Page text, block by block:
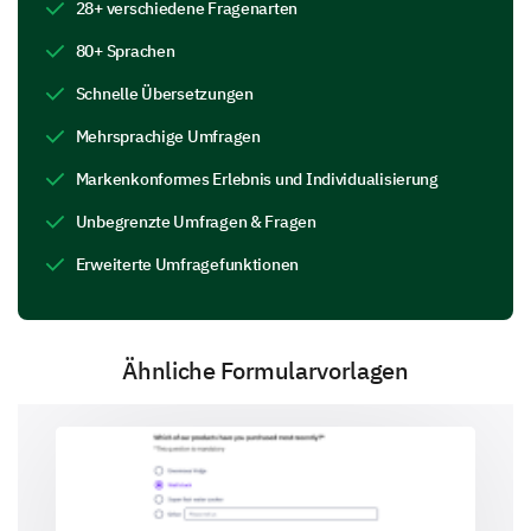
what you perceive as their:
Competitor A
Competitor B
competitors helps identify areas of potential
opportunity.
is better than your competitors in the areas you
rated higher.
28+ verschiedene Fragenarten
80+ Sprachen
Schnelle Übersetzungen
Mehrsprachige Umfragen
Markenkonformes Erlebnis und Individualisierung
Unbegrenzte Umfragen & Fragen
Erweiterte Umfragefunktionen
Ähnliche Formularvorlagen